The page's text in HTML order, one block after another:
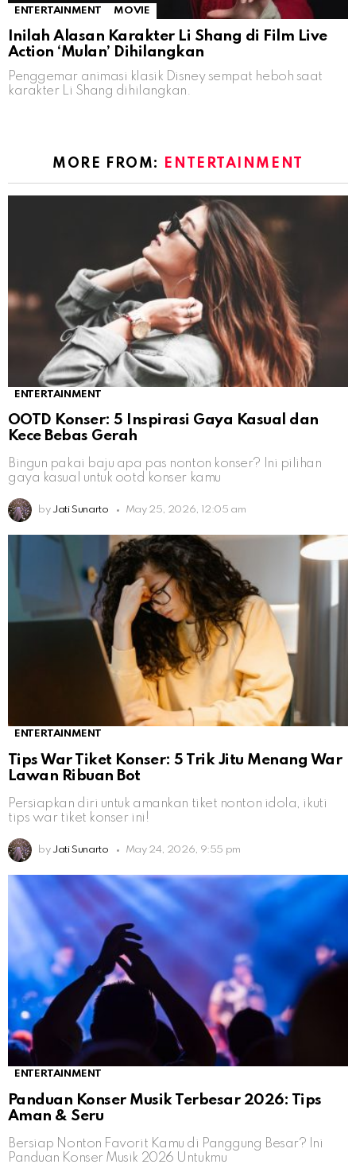
ENTERTAINMENT MOVIE
Inilah Alasan Karakter Li Shang di Film Live
Action ‘Mulan’ Dihilangkan
Penggemar animasi klasik Disney sempat heboh saat
karakter Li Shang dihilangkan.
MORE FROM: ENTERTAINMENT
ENTERTAINMENT
OOTD Konser: 5 Inspirasi Gaya Kasual dan
Kece Bebas Gerah
Bingun pakai baju apa pas nonton konser? Ini pilihan
gaya kasual untuk ootd konser kamu
by Jati Sunarto May 25, 2026, 12:05 am
ENTERTAINMENT
Tips War Tiket Konser: 5 Trik Jitu Menang War
Lawan Ribuan Bot
Persiapkan diri untuk amankan tiket nonton idola, ikuti
tips war tiket konser ini!
by Jati Sunarto May 24, 2026, 9:55 pm
ENTERTAINMENT
Panduan Konser Musik Terbesar 2026: Tips
Aman & Seru
Bersiap Nonton Favorit Kamu di Panggung Besar? Ini
Panduan Konser Musik 2026 Untukmu